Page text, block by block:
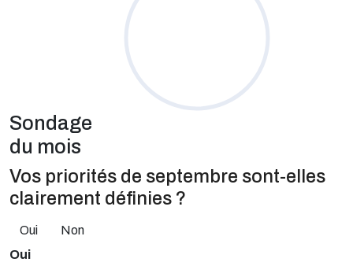
Sondage
du mois
Vos priorités de septembre sont-elles
clairement définies ?
Oui
Non
Oui